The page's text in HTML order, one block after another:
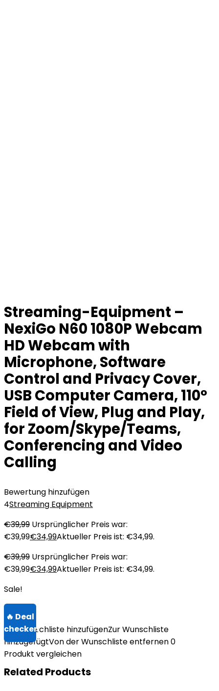
Streaming-Equipment –
NexiGo N60 1080P Webcam
HD Webcam with
Microphone, Software
Control and Privacy Cover,
USB Computer Camera, 110°
Field of View, Plug and Play,
for Zoom/Skype/Teams,
Conferencing and Video
Calling
Bewertung hinzufügen
4Streaming Equipment
€39,99 Ursprünglicher Preis war:
€39,99€34,99Aktueller Preis ist: €34,99.
€39,99 Ursprünglicher Preis war:
€39,99€34,99Aktueller Preis ist: €34,99.
Sale!
Zur Wunschliste hinzufügenZur Wunschliste
hinzugefügtVon der Wunschliste entfernen0
Produkt vergleichen
Related Products